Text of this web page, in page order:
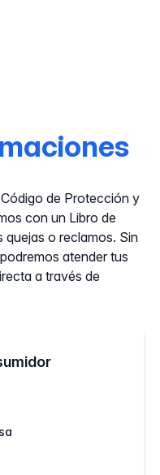
de Protección y
con un Libro de
quejas o reclamos. Sin
atender tus
a través de